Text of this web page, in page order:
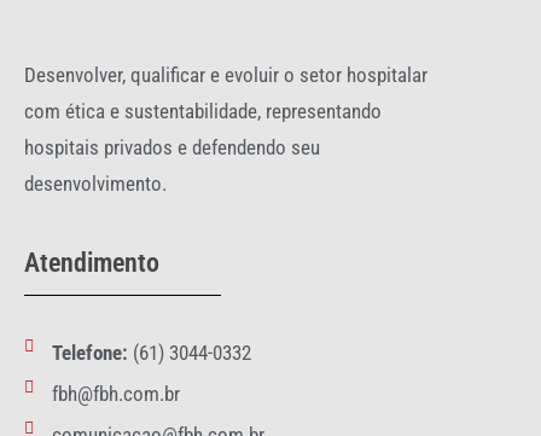
Desenvolver, qualificar e evoluir o setor hospitalar
com ética e sustentabilidade, representando
hospitais privados e defendendo seu
desenvolvimento.
Atendimento
Telefone: (61) 3044-0332
fbh@fbh.com.br